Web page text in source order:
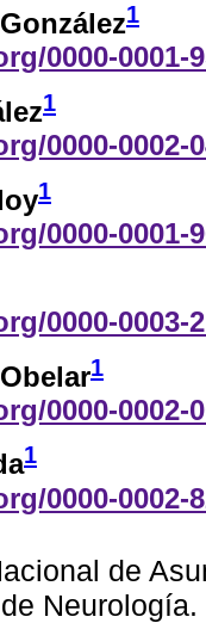
1
0000-0001-
1
0000-0002-
1
0000-0001-
0000-0003-
1
0000-0002-
1
0000-0002-
de